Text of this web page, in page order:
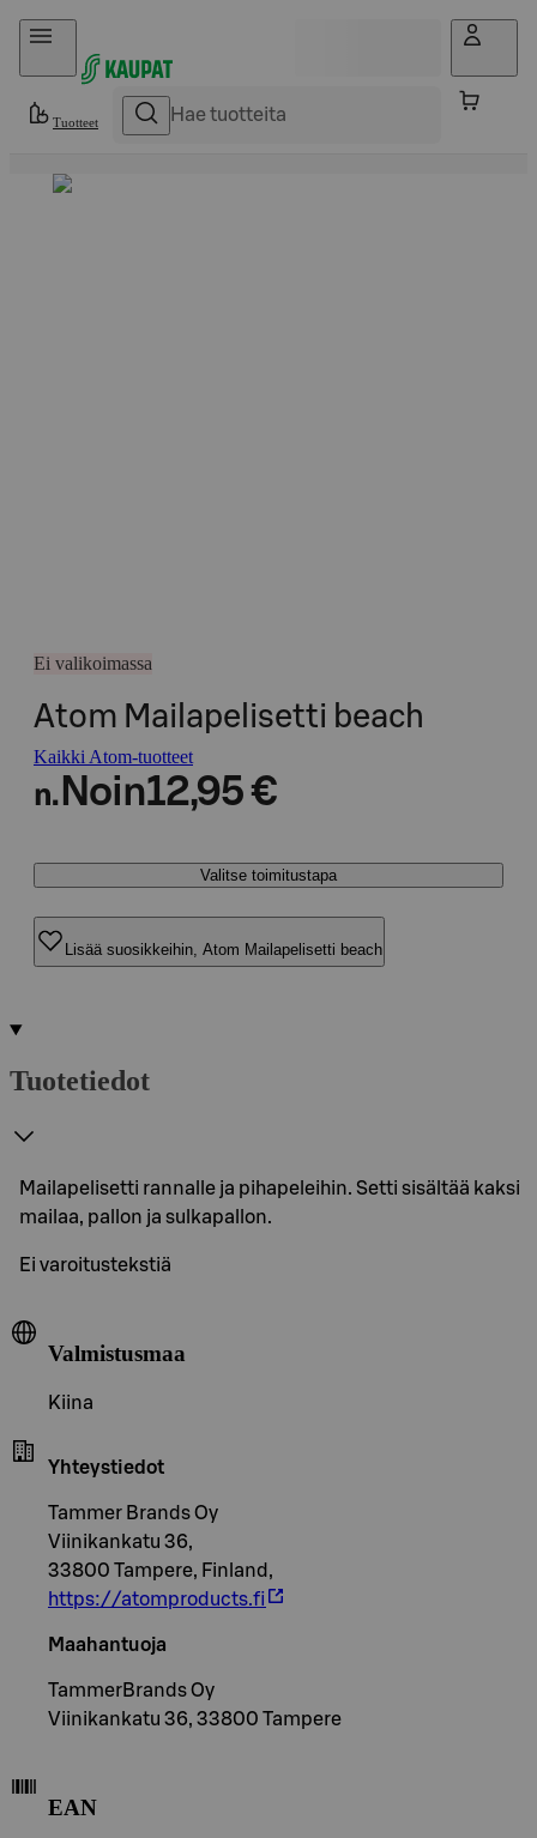
Hyppää sisältöön
Tuotteet
Ei valikoimassa
Atom Mailapelisetti beach
Kaikki Atom-tuotteet
n. Noin12,95 €
Valitse toimitustapa
Lisää suosikkeihin, Atom Mailapelisetti beach
Tuotetiedot
Mailapelisetti rannalle ja pihapeleihin. Setti sisältää kaksi
mailaa, pallon ja sulkapallon.
Ei varoitustekstiä
Valmistusmaa
Kiina
Yhteystiedot
Tammer Brands Oy
Viinikankatu 36,
33800 Tampere, Finland,
https://atomproducts.fi
Maahantuoja
TammerBrands Oy
Viinikankatu 36, 33800 Tampere
EAN